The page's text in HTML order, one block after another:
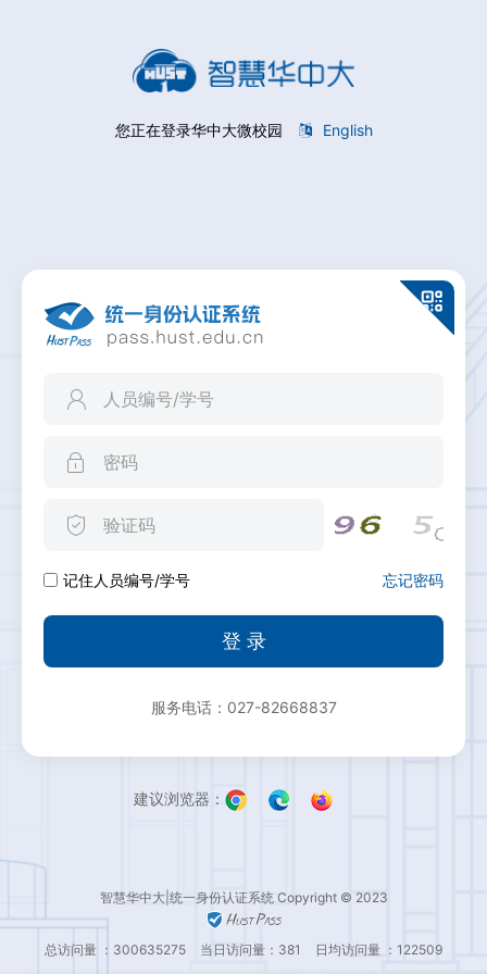
您正在登录华中大微校园 English
记住人员编号/学号 忘记密码
登 录
服务电话：027-82668837
建议浏览器：
智慧华中大|统一身份认证系统 Copyright © 2023
总访问量 ：300635275 当日访问量：381 日均访问量 ：122509